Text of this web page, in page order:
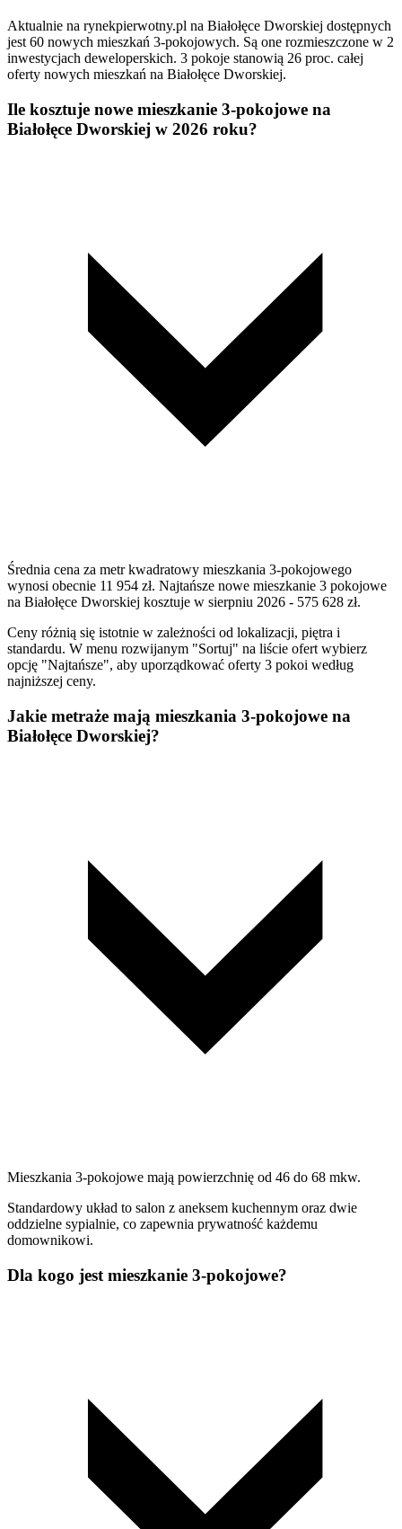
Aktualnie na rynekpierwotny.pl na Białołęce Dworskiej dostępnych
jest 60 nowych mieszkań 3-pokojowych. Są one rozmieszczone w 2
inwestycjach deweloperskich. 3 pokoje stanowią 26 proc. całej
oferty nowych mieszkań na Białołęce Dworskiej.
Ile kosztuje nowe mieszkanie 3-pokojowe na
Białołęce Dworskiej w 2026 roku?
Średnia cena za metr kwadratowy mieszkania 3-pokojowego
wynosi obecnie 11 954 zł. Najtańsze nowe mieszkanie 3 pokojowe
na Białołęce Dworskiej kosztuje w sierpniu 2026 - 575 628 zł.
Ceny różnią się istotnie w zależności od lokalizacji, piętra i
standardu. W menu rozwijanym "Sortuj" na liście ofert wybierz
opcję "Najtańsze", aby uporządkować oferty 3 pokoi według
najniższej ceny.
Jakie metraże mają mieszkania 3-pokojowe na
Białołęce Dworskiej?
Mieszkania 3-pokojowe mają powierzchnię od 46 do 68 mkw.
Standardowy układ to salon z aneksem kuchennym oraz dwie
oddzielne sypialnie, co zapewnia prywatność każdemu
domownikowi.
Dla kogo jest mieszkanie 3-pokojowe?